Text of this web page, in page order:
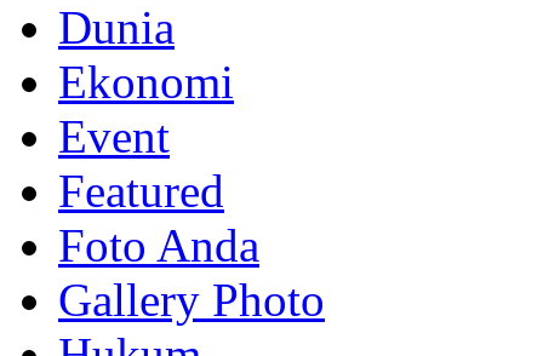
Dunia
Ekonomi
Event
Featured
Foto Anda
Gallery Photo